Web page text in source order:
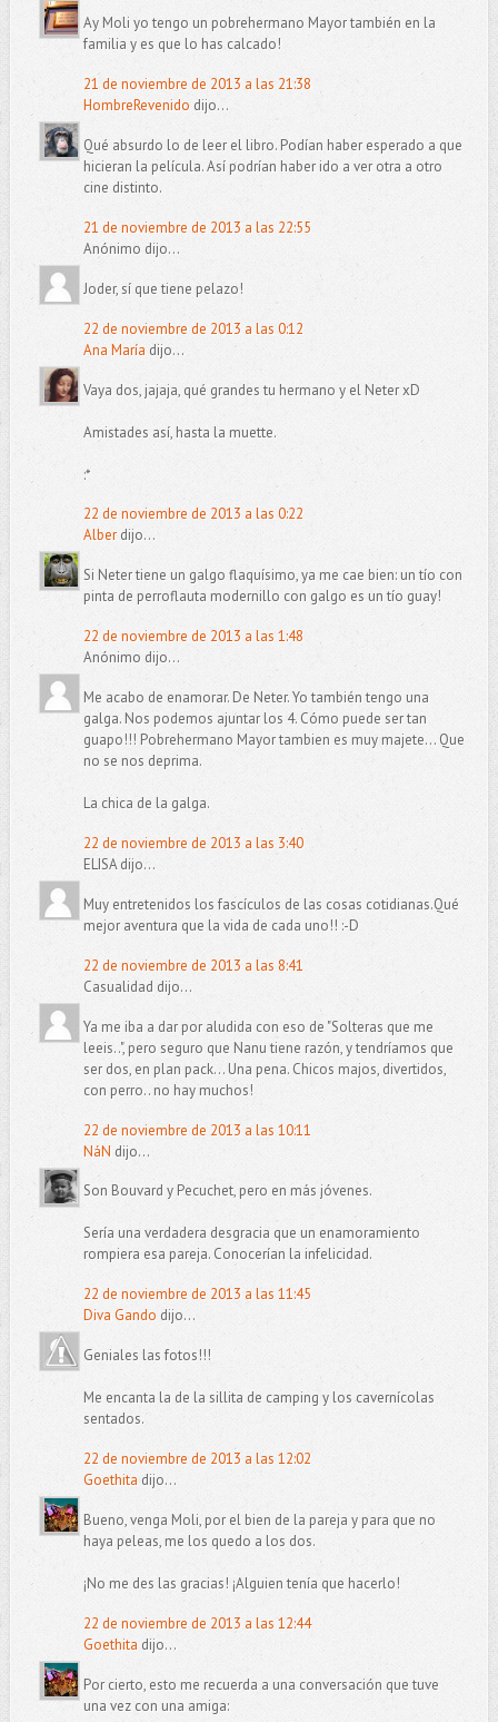
Ay Moli yo tengo un pobrehermano Mayor también en la
familia y es que lo has calcado!
21 de noviembre de 2013 a las 21:38
HombreRevenido dijo...
Qué absurdo lo de leer el libro. Podían haber esperado a que
hicieran la película. Así podrían haber ido a ver otra a otro
cine distinto.
21 de noviembre de 2013 a las 22:55
Anónimo dijo...
Joder, sí que tiene pelazo!
22 de noviembre de 2013 a las 0:12
Ana María dijo...
Vaya dos, jajaja, qué grandes tu hermano y el Neter xD
Amistades así, hasta la muette.
:*
22 de noviembre de 2013 a las 0:22
Alberdijo...
Si Neter tiene un galgo flaquísimo, ya me cae bien: un tío con
pinta de perroflauta modernillo con galgo es un tío guay!
22 de noviembre de 2013 a las 1:48
Anónimo dijo...
Me acabo de enamorar. De Neter. Yo también tengo una
galga. Nos podemos ajuntar los 4. Cómo puede ser tan
guapo!!! Pobrehermano Mayor tambien es muy majete... Que
no se nos deprima.
La chica de la galga.
22 de noviembre de 2013 a las 3:40
ELISA dijo...
Muy entretenidos los fascículos de las cosas cotidianas.Qué
mejor aventura que la vida de cada uno!! :-D
22 de noviembre de 2013 a las 8:41
Casualidad dijo...
Ya me iba a dar por aludida con eso de "Solteras que me
leeis..", pero seguro que Nanu tiene razón, y tendríamos que
ser dos, en plan pack... Una pena. Chicos majos, divertidos,
con perro.. no hay muchos!
22 de noviembre de 2013 a las 10:11
NáN dijo...
Son Bouvard y Pecuchet, pero en más jóvenes.
Sería una verdadera desgracia que un enamoramiento
rompiera esa pareja. Conocerían la infelicidad.
22 de noviembre de 2013 a las 11:45
Diva Gando dijo...
Geniales las fotos!!!
Me encanta la de la sillita de camping y los cavernícolas
sentados.
22 de noviembre de 2013 a las 12:02
Goethita dijo...
Bueno, venga Moli, por el bien de la pareja y para que no
haya peleas, me los quedo a los dos.
¡No me des las gracias! ¡Alguien tenía que hacerlo!
22 de noviembre de 2013 a las 12:44
Goethita dijo...
Por cierto, esto me recuerda a una conversación que tuve
una vez con una amiga: